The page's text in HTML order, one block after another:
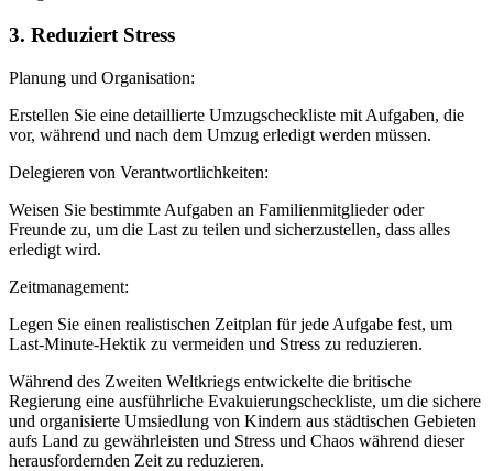
3. Reduziert Stress
Planung und Organisation:
Erstellen Sie eine detaillierte Umzugscheckliste mit Aufgaben, die
vor, während und nach dem Umzug erledigt werden müssen.
Delegieren von Verantwortlichkeiten:
Weisen Sie bestimmte Aufgaben an Familienmitglieder oder
Freunde zu, um die Last zu teilen und sicherzustellen, dass alles
erledigt wird.
Zeitmanagement:
Legen Sie einen realistischen Zeitplan für jede Aufgabe fest, um
Last-Minute-Hektik zu vermeiden und Stress zu reduzieren.
Während des Zweiten Weltkriegs entwickelte die britische
Regierung eine ausführliche Evakuierungscheckliste, um die sichere
und organisierte Umsiedlung von Kindern aus städtischen Gebieten
aufs Land zu gewährleisten und Stress und Chaos während dieser
herausfordernden Zeit zu reduzieren.